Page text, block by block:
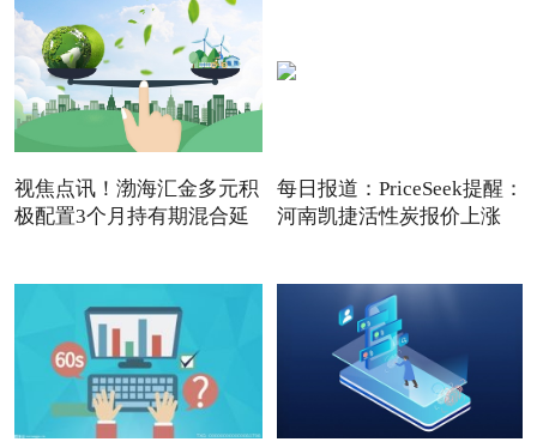
视焦点讯！渤海汇金多元积
极配置3个月持有期混合延
每日报道：PriceSeek提醒：
河南凯捷活性炭报价上涨